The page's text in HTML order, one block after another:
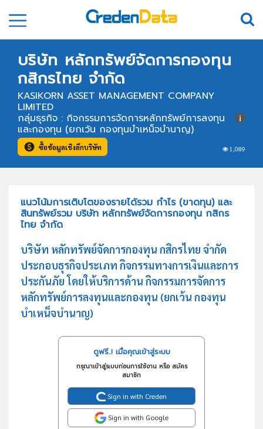
บริษัท หลักทรัพย์จัดการกองทุน
กสิกรไทย จำกัด
KASIKORN ASSET MANAGEMENT COMPANY
LIMITED
1,089
กลุ่มธุรกิจ : กิจกรรมการจัดการหลักทรัพย์การลงทุน
และกองทุน (ยกเว้น กองทุนบำเหน็จบำนาญ)
ซื้อข้อมูลเชิงลึกบริษัท
แนวโน้มการเติบโตของรายได้รวม กำไร (ขาดทุน) และ
สินทรัพย์รวม บริษัท หลักทรัพย์จัดการกองทุน กสิกร
ไทย จำกัด
บริษัท หลักทรัพย์จัดการกองทุน กสิกรไทย จำกัด
ประกอบธุรกิจประเภท กิจกรรมทางการเงินและการ
ประกันภัย โดยให้บริการด้าน กิจกรรมการจัดการ
หลักทรัพย์การลงทุนและกองทุน (ยกเว้น กองทุน
บำเหน็จบำนาญ)
ดูฟรี..! เมื่อคุณเข้าสู่ระบบ
กรุณาเข้าสู่ระบบก่อนการใช้งาน หรือ สมัคร
สมาชิก
Sign in with Creden
Sign in with Google